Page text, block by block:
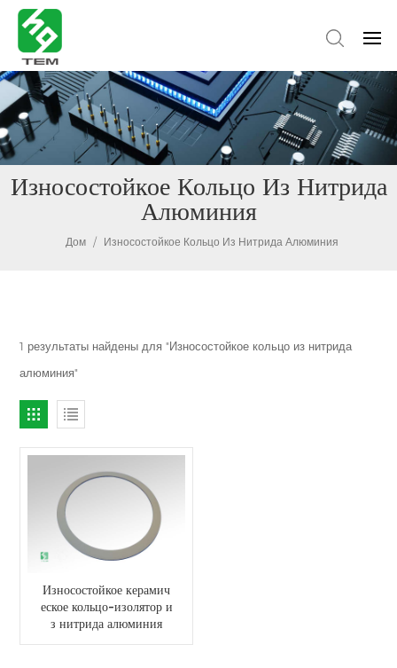
Износостойкое Кольцо Из Нитрида
Алюминия
Дом / Износостойкое Кольцо Из Нитрида Алюминия
1 результаты найдены для "Износостойкое кольцо из нитрида
алюминия"
Износостойкое керамич
еское кольцо-изолятор и
з нитрида алюминия